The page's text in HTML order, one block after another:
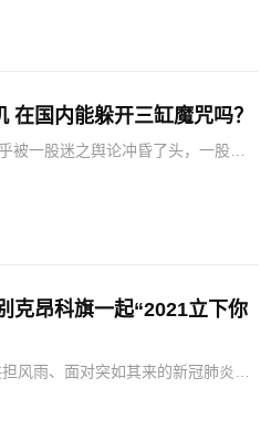
在国内能躲开三缸魔咒吗？
被一股迷之舆论冲昏了头，一股脑
车型一个个被现实
克昂科旗一起“2021立下你
风雨、面对突如其来的新冠肺炎疫
的愿望，立下的目标，是否已经实